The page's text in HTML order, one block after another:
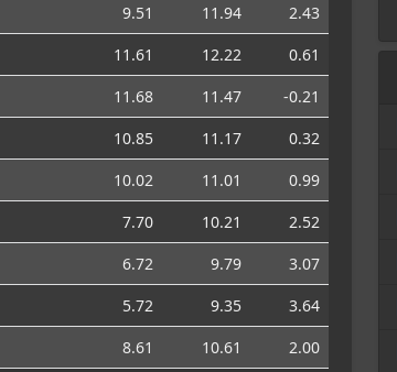
9.51 11.94
2.43
11.61 12.22
0.61
11.68 11.47
-0.21
10.85 11.17
0.32
10.02 11.01
0.99
7.70 10.21
2.52
6.72 9.79
3.07
5.72 9.35
3.64
8.61 10.61 2.00